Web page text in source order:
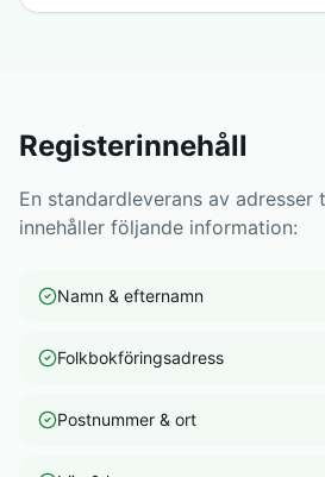
Registerinnehåll
En standardleverans av
innehåller följande information:
Namn & efternamn
Folkbokföringsadress
Postnummer & ort